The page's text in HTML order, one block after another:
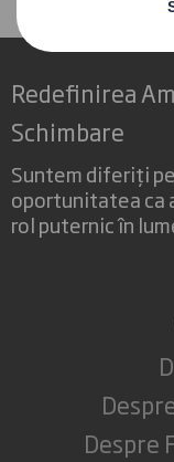
Redefinirea
Schimbare
Suntem diferiți
oportunitatea ca
rol puternic în
Despre